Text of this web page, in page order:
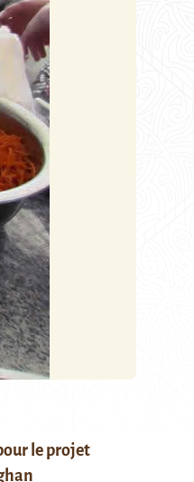
le projet